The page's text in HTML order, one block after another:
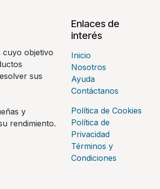
cuyo objetivo
sus
y
rendimiento.
Enlaces de
interés
Inicio
Nosotros
Ayuda
Contáctanos
Política de Cookies
Política de
Privacidad
Términos y
Condiciones